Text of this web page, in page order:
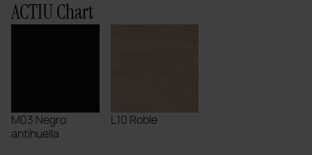
ACTIU Chart
M03 Negro
antihuella
L10 Roble